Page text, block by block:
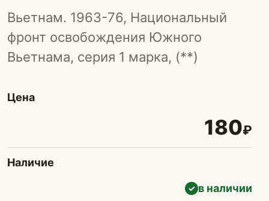
Вьетнам. 1963-76, Национальный
фронт освобождения Южного
Вьетнама, серия 1 марка, (**)
Цена
180₽
Наличие
✓ в наличии